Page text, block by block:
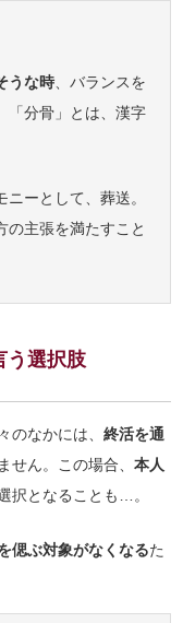
うな時、バランスを
「分骨」とは、漢字
ーとして、葬送。
の主張を満たすこと
う選択肢
のなかには、終活を通
せん。この場合、本人
択となることも…。
偲ぶ対象がなくなるた